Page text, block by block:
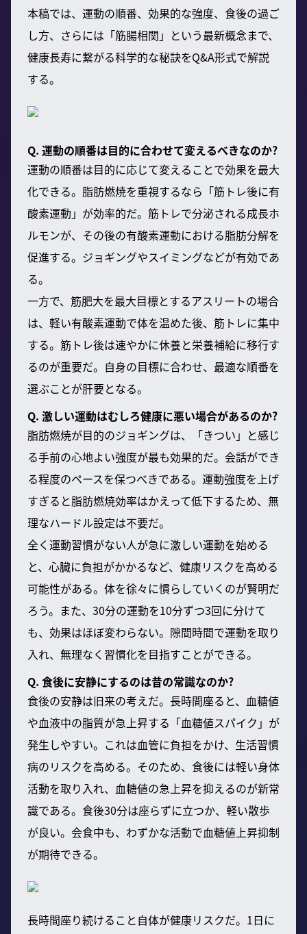
本稿では、運動の順番、効果的な強度、食後の過ご
し方、さらには「筋腸相関」という最新概念まで、
健康長寿に繋がる科学的な秘訣をQ&A形式で解説
する。
Q. 運動の順番は目的に合わせて変えるべきなのか?
運動の順番は目的に応じて変えることで効果を最大
化できる。脂肪燃焼を重視するなら「筋トレ後に有
酸素運動」が効率的だ。筋トレで分泌される成長ホ
ルモンが、その後の有酸素運動における脂肪分解を
促進する。ジョギングやスイミングなどが有効であ
る。
一方で、筋肥大を最大目標とするアスリートの場合
は、軽い有酸素運動で体を温めた後、筋トレに集中
する。筋トレ後は速やかに休養と栄養補給に移行す
るのが重要だ。自身の目標に合わせ、最適な順番を
選ぶことが肝要となる。
Q. 激しい運動はむしろ健康に悪い場合があるのか?
脂肪燃焼が目的のジョギングは、「きつい」と感じ
る手前の心地よい強度が最も効果的だ。会話ができ
る程度のペースを保つべきである。運動強度を上げ
すぎると脂肪燃焼効率はかえって低下するため、無
理なハードル設定は不要だ。
全く運動習慣がない人が急に激しい運動を始める
と、心臓に負担がかかるなど、健康リスクを高める
可能性がある。体を徐々に慣らしていくのが賢明だ
ろう。また、30分の運動を10分ずつ3回に分けて
も、効果はほぼ変わらない。隙間時間で運動を取り
入れ、無理なく習慣化を目指すことができる。
Q. 食後に安静にするのは昔の常識なのか?
食後の安静は旧来の考えだ。長時間座ると、血糖値
や血液中の脂質が急上昇する「血糖値スパイク」が
発生しやすい。これは血管に負担をかけ、生活習慣
病のリスクを高める。そのため、食後には軽い身体
活動を取り入れ、血糖値の急上昇を抑えるのが新常
識である。食後30分は座らずに立つか、軽い散歩
が良い。会食中も、わずかな活動で血糖値上昇抑制
が期待できる。
長時間座り続けること自体が健康リスクだ。1日に